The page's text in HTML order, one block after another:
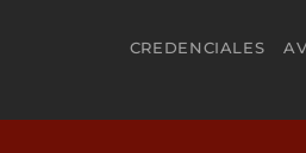
CREDENCIALES